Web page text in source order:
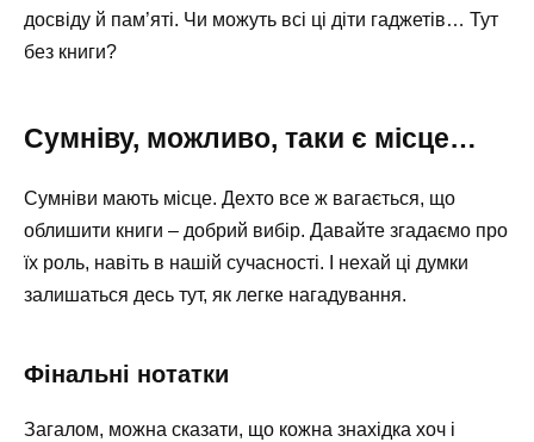
досвіду й пам’яті. Чи можуть всі ці діти гаджетів… Тут
без книги?
Сумніву, можливо, таки є місце…
Сумніви мають місце. Дехто все ж вагається, що
облишити книги – добрий вибір. Давайте згадаємо про
їх роль, навіть в нашій сучасності. І нехай ці думки
залишаться десь тут, як легке нагадування.
Фінальні нотатки
Загалом, можна сказати, що кожна знахідка хоч і